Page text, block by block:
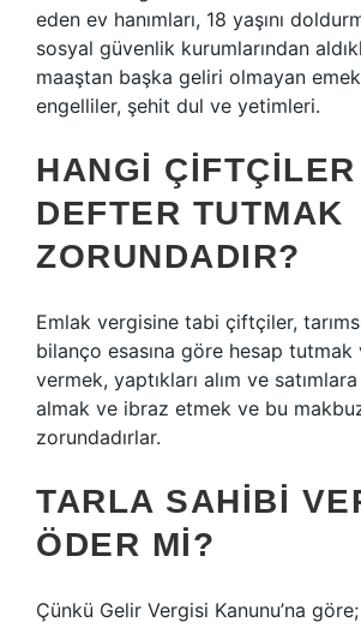
eden ev hanımları, 18 yaşını
sosyal güvenlik kurumlarından
maaştan başka geliri olmayan
engelliler, şehit dul ve yetimleri.
HANGI ÇIFTÇILER
DEFTER TUTMAK
ZORUNDADIR?
Emlak vergisine tabi çiftçiler,
bilanço esasına göre hesap tutmak
vermek, yaptıkları alım ve
almak ve ibraz etmek ve bu
zorundadırlar.
TARLA SAHIBI
ÖDER MI?
Çünkü Gelir Vergisi Kanunu’na